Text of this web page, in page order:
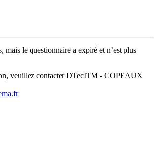
mais le questionnaire a expiré et n’est plus
veuillez contacter DTecITM - COPEAUX